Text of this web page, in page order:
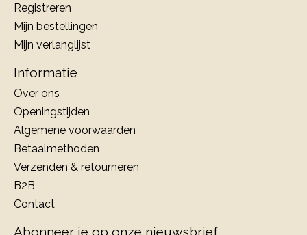
Registreren
Mijn bestellingen
Mijn verlanglijst
Informatie
Over ons
Openingstijden
Algemene voorwaarden
Betaalmethoden
Verzenden & retourneren
B2B
Contact
Abonneer je op onze nieuwsbrief